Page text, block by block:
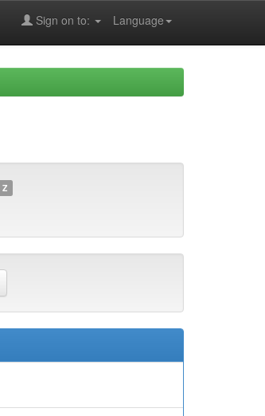
Language
Sign on to:
Z